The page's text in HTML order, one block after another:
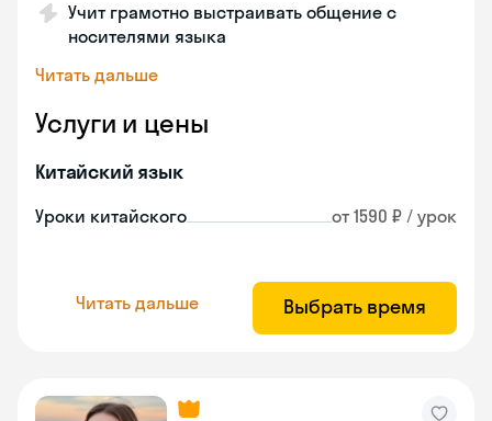
Учит грамотно выстраивать общение с
носителями языка
Читать дальше
Услуги и цены
Китайский язык
Уроки китайского от 1590 ₽ / урок
Читать дальше Выбрать время